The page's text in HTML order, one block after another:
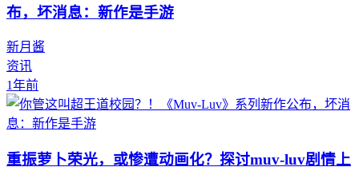
布，坏消息：新作是手游
新月酱
资讯
1年前
重振萝卜荣光，或惨遭动画化？探讨muv-luv剧情上